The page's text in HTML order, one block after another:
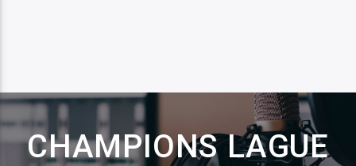
CHAMPIONS LAGUE